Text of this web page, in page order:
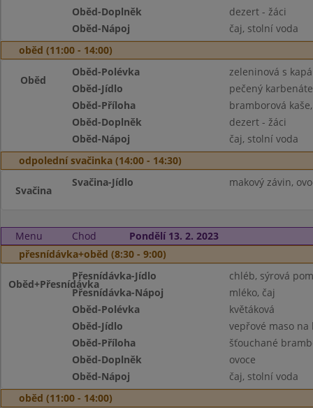
Oběd-Doplněk
dezert - žáci
Oběd-Nápoj
čaj, stolní voda
oběd (11:00 - 14:00)
Oběd
Oběd-Polévka
zeleninová s
Oběd-Jídlo
pečený
Oběd-Příloha
bramborová
Oběd-Doplněk
dezert - žáci
Oběd-Nápoj
čaj, stolní voda
odpolední svačinka (14:00 - 14:30)
Svačina
Svačina-Jídlo makový závin,
Menu Chod
Pondělí 13. 2. 2023
přesnídávka+oběd (8:30 - 9:00)
Oběd+Přesnídávka
Přesnídávka-Jídlo
chléb, sýrová
Přesnídávka-Nápoj
mléko, čaj
Oběd-Polévka
květáková
Oběd-Jídlo
vepřové maso na
Oběd-Příloha
šťouchané
Oběd-Doplněk
ovoce
Oběd-Nápoj
čaj, stolní voda
oběd (11:00 - 14:00)